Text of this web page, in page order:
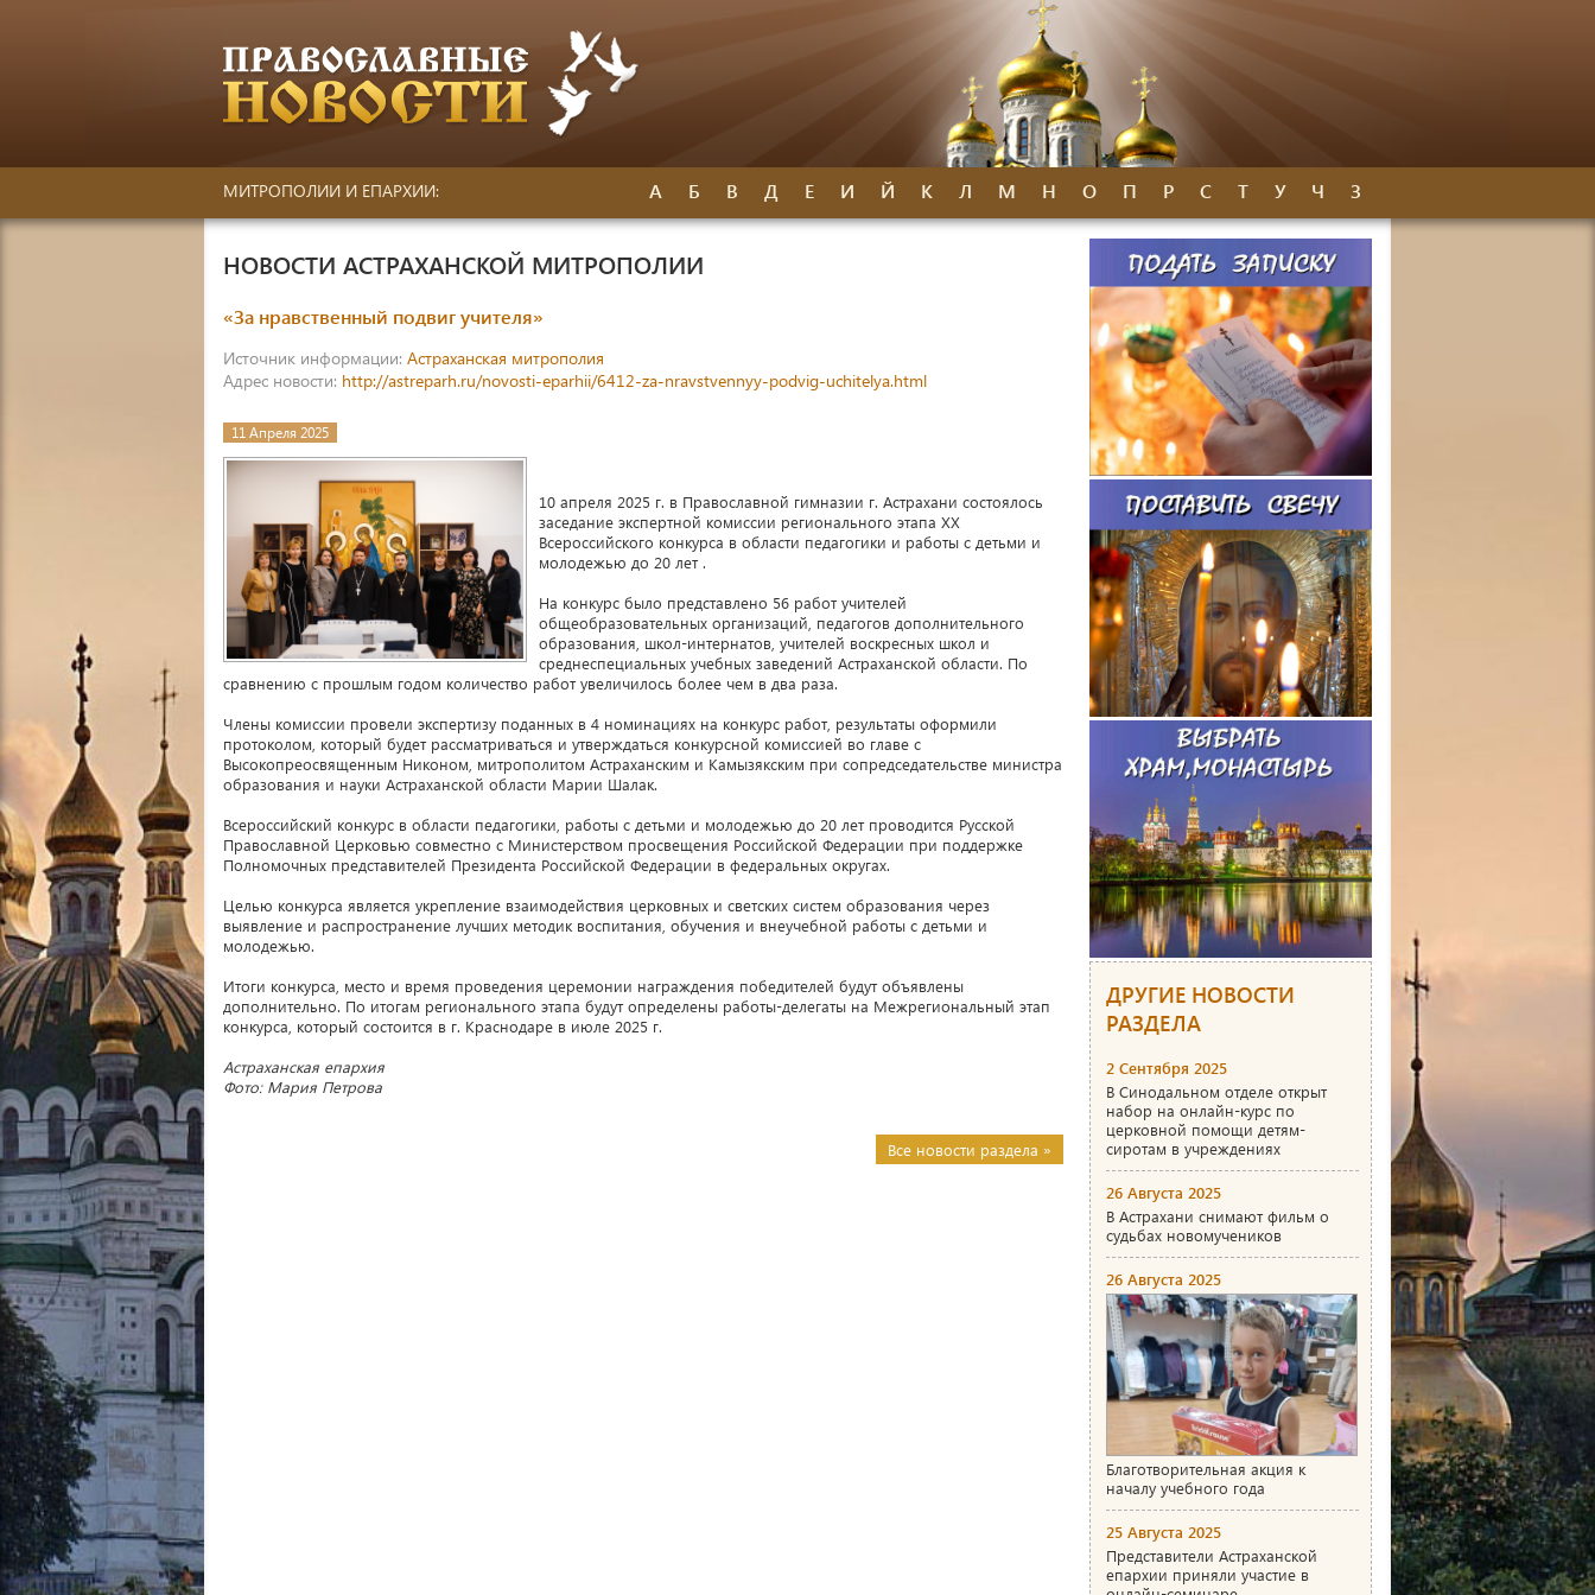
МИТРОПОЛИИ И ЕПАРХИИ: А Б В Д Е И Й К Л М Н О П Р С Т У Ч З
НОВОСТИ АСТРАХАНСКОЙ МИТРОПОЛИИ
«За нравственный подвиг учителя»
Источник информации: Астраханская митрополия
Адрес новости: http://astreparh.ru/novosti-eparhii/6412-za-nravstvennyy-podvig-uchitelya.html
11 Апреля 2025
10 апреля 2025 г. в Православной гимназии г. Астрахани состоялось
заседание экспертной комиссии регионального этапа XX
Всероссийского конкурса в области педагогики и работы с детьми и
молодежью до 20 лет .
На конкурс было представлено 56 работ учителей
общеобразовательных организаций, педагогов дополнительного
образования, школ-интернатов, учителей воскресных школ и
среднеспециальных учебных заведений Астраханской области. По
сравнению с прошлым годом количество работ увеличилось более чем в два раза.
Члены комиссии провели экспертизу поданных в 4 номинациях на конкурс работ, результаты оформили
протоколом, который будет рассматриваться и утверждаться конкурсной комиссией во главе с
Высокопреосвященным Никоном, митрополитом Астраханским и Камызякским при сопредседательстве министра
образования и науки Астраханской области Марии Шалак.
Всероссийский конкурс в области педагогики, работы с детьми и молодежью до 20 лет проводится Русской
Православной Церковью совместно с Министерством просвещения Российской Федерации при поддержке
Полномочных представителей Президента Российской Федерации в федеральных округах.
Целью конкурса является укрепление взаимодействия церковных и светских систем образования через
выявление и распространение лучших методик воспитания, обучения и внеучебной работы с детьми и
молодежью.
Итоги конкурса, место и время проведения церемонии награждения победителей будут объявлены
дополнительно. По итогам регионального этапа будут определены работы-делегаты на Межрегиональный этап
конкурса, который состоится в г. Краснодаре в июле 2025 г.
Астраханская епархия
Фото: Мария Петрова
Все новости раздела »
ДРУГИЕ НОВОСТИ
РАЗДЕЛА
2 Сентября 2025
В Синодальном отделе открыт
набор на онлайн-курс по
церковной помощи детям-
сиротам в учреждениях
26 Августа 2025
В Астрахани снимают фильм о
судьбах новомучеников
26 Августа 2025
Благотворительная акция к
началу учебного года
25 Августа 2025
Представители Астраханской
епархии приняли участие в